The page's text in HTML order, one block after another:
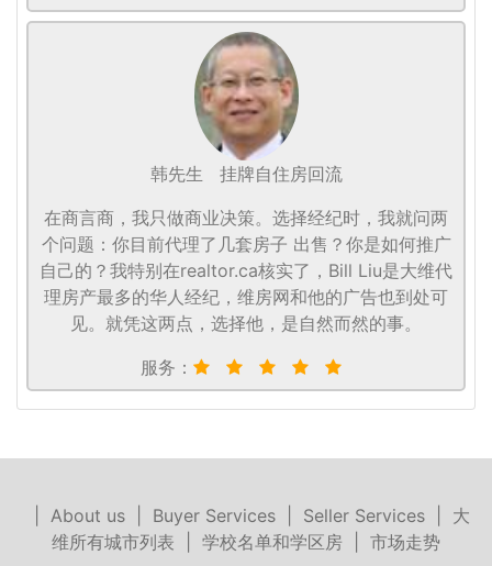
韩先生
挂牌自住房回流
在商言商，我只做商业决策。选择经纪时，我就问两
个问题：你目前代理了几套房子 出售？你是如何推广
自己的？我特别在realtor.ca核实了，Bill Liu是大维代
理房产最多的华人经纪，维房网和他的广告也到处可
见。就凭这两点，选择他，是自然而然的事。
服务：
About us| Buyer Services| Seller Services| 大
维所有城市列表
学校名单和学区房 市场走势